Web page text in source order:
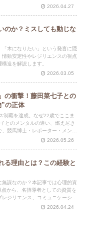
2026.04.27
のか？ミスしても動じな
木になりたい」という発言に隠
動安定性やレジリエンスの視点
造を解説します。
2026.03.05
の衝撃！藤田菜七子との
”の正体
制覇を達成。なぜ22歳でここま
とのメンタルの違い、燃え尽き
競馬博士・レポーター・メンタ
2026.05.26
る理由とは？この経験と
謀なのか？本記事では心理的資
から、名指導者としての資質を
ジリエンス、コミュニケーショ
て将来のオリンピック指導者と
2026.04.24